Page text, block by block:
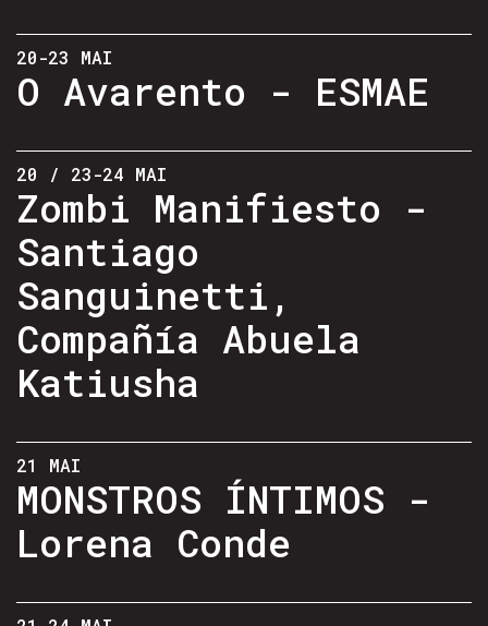
20-23 MAI
O Avarento - ESMAE
20 / 23-24 MAI
Zombi Manifiesto -
Santiago
Sanguinetti,
Compañía Abuela
Katiusha
21 MAI
MONSTROS ÍNTIMOS -
Lorena Conde